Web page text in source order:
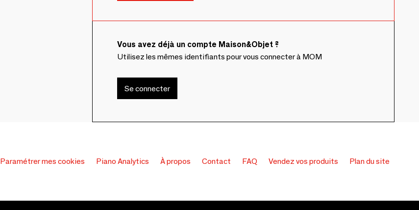
Vous avez déjà un compte Maison&Objet ?
Utilisez les mêmes identifiants pour vous connecter à MOM
Se connecter
Paramétrer mes cookies Piano Analytics À propos Contact FAQ Vendez vos produits Plan du site